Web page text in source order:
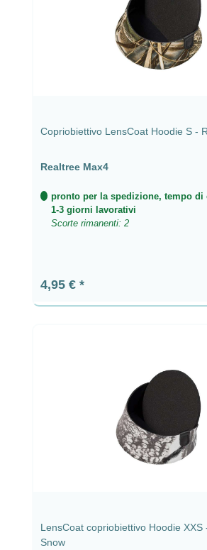
Copriobiettivo LensCoat Hoodie S -
Realtree Max4
pronto per la spedizione, tempo di
1-3 giorni lavorativi
Scorte rimanenti: 2
Prezzo normale:
4,95 €
LensCoat copriobiettivo Hoodie XXS
Snow